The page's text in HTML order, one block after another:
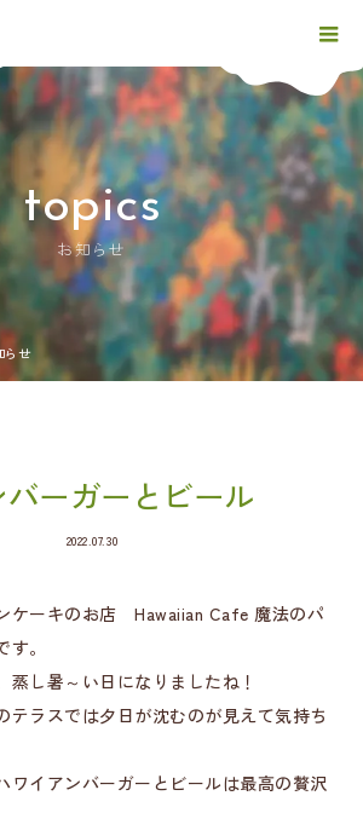
topics
お知らせ
らせ
ーガーとビール
2022.07.30
ケーキのお店 Hawaiian Cafe 魔法のパ
。
蒸し暑～い日になりましたね！
テラスでは夕日が沈むのが見えて気持ち
ワイアンバーガーとビールは最高の贅沢